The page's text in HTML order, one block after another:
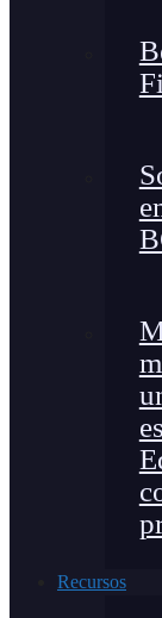
Recursos